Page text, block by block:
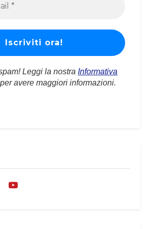
Leggi la nostra Informativa
avere maggiori informazioni.